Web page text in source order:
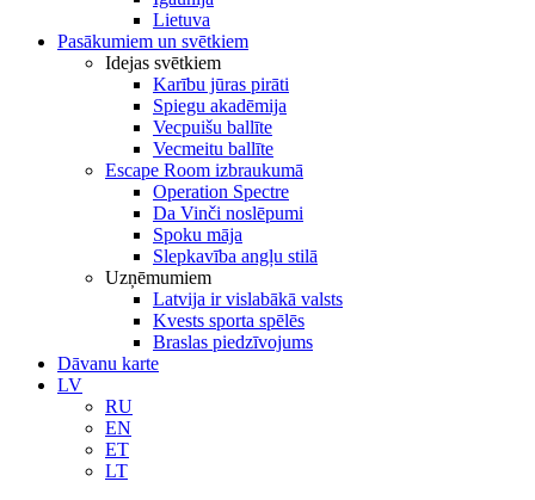
Lietuva
Pasākumiem un svētkiem
Idejas svētkiem
Karību jūras pirāti
Spiegu akadēmija
Vecpuišu ballīte
Vecmeitu ballīte
Escape Room izbraukumā
Operation Spectre
Da Vinči noslēpumi
Spoku māja
Slepkavība angļu stilā
Uzņēmumiem
Latvija ir vislabākā valsts
Kvests sporta spēlēs
Braslas piedzīvojums
Dāvanu karte
LV
RU
EN
ET
LT